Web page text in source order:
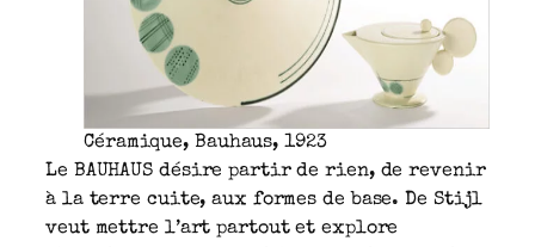
Céramique, Bauhaus, 1923
Le BAUHAUS désire partir de rien, de revenir
à la terre cuite, aux formes de base. De Stijl
veut mettre l’art partout et explore